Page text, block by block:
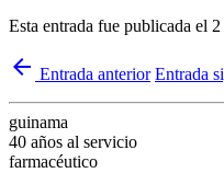
Esta entrada fue publicada el
arrow_back Entrada anterior Entrada
guinama
40 años al servicio
farmacéutico